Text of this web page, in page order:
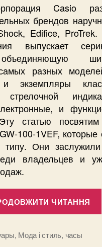
Casio
брендов
Edifice,
выпускает
разных
экземпляры
и
статью
100-1VEF, которые
типу. Они
владельцев и
ЧИТАННЯ
, Мода і стиль, часы